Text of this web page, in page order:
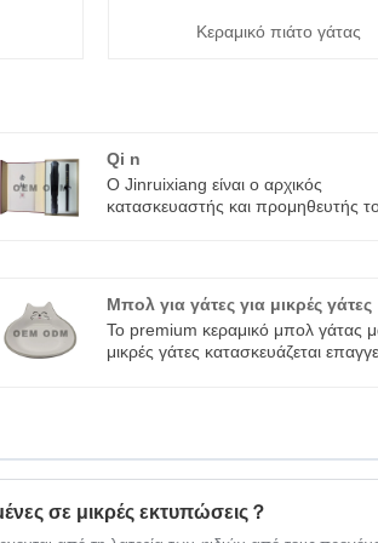
Κεραμικό πιάτο γάτας
Qi n
Ο Jinruixiang είναι ο αρχικός
κατασκευαστής και προμηθευτής
και ξένους πελάτες τα πιο οικονομικά
αποδοτικά προϊόντα.
Μπολ για γάτες για μικρές γάτες
Το premium κεραμικό μπολ γάτας
μικρές γάτες κατασκευάζεται
χειροτεχνία χιλιάδων ετών. Ως
ολοκληρωμένος κατασκευαστής με
ανεξάρτητη Ε&Α, ανάπτυξη
τυποποιημένη παραγωγή, αυστηρό
σε μικρές εκτυπώσεις？